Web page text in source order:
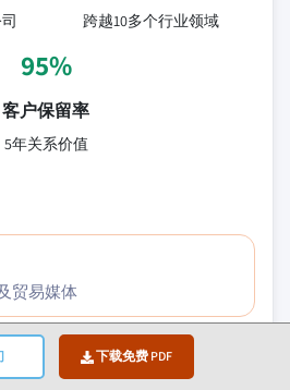
下载免费 PDF
跨越10多个行业领域
95%
客户保留率
5年关系价值
贸易媒体